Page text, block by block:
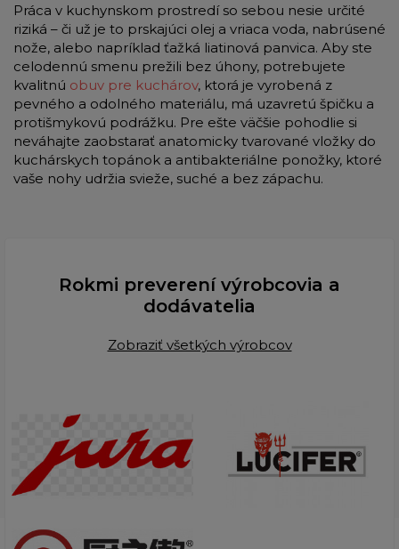
Práca v kuchynskom prostredí so sebou nesie určité
riziká – či už je to prskajúci olej a vriaca voda, nabrúsené
nože, alebo napríklad ťažká liatinová panvica. Aby ste
celodennú smenu prežili bez úhony, potrebujete
kvalitnú obuv pre kuchárov, ktorá je vyrobená z
pevného a odolného materiálu, má uzavretú špičku a
protišmykovú podrážku. Pre ešte väčšie pohodlie si
neváhajte zaobstarať anatomicky tvarované vložky do
kuchárskych topánok a antibakteriálne ponožky, ktoré
vaše nohy udržia svieže, suché a bez zápachu.
Rokmi preverení výrobcovia a
dodávatelia
Zobraziť všetkých výrobcov